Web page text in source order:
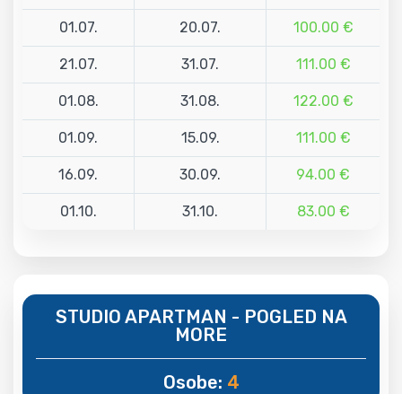
01.07. 20.07. 100.00 €
21.07. 31.07. 111.00 €
01.08. 31.08. 122.00 €
01.09. 15.09. 111.00 €
16.09. 30.09. 94.00 €
01.10. 31.10. 83.00 €
STUDIO APARTMAN - POGLED NA
MORE
Osobe: 4